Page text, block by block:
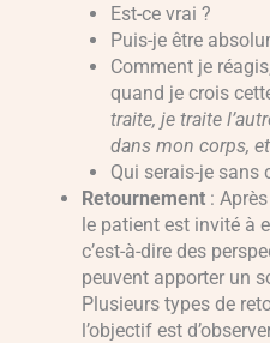
Est-ce vrai ?
Puis-je être
Comment je
quand je crois
traite, je traite
dans mon corps,
Qui serais-je sans
Retournement :
le patient est invité à
c’est-à-dire des
peuvent apporter un
Plusieurs types de
l’objectif est